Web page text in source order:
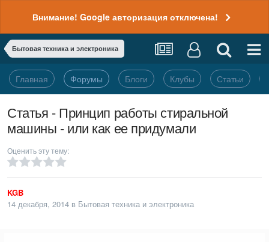
Внимание! Google авторизация отключена!
Бытовая техника и электроника
Главная Форумы Блоги Клубы Статьи
Статья - Принцип работы стиральной
машины - или как ее придумали
Оценить эту тему:
KGB
14 декабря, 2014 в Бытовая техника и электроника